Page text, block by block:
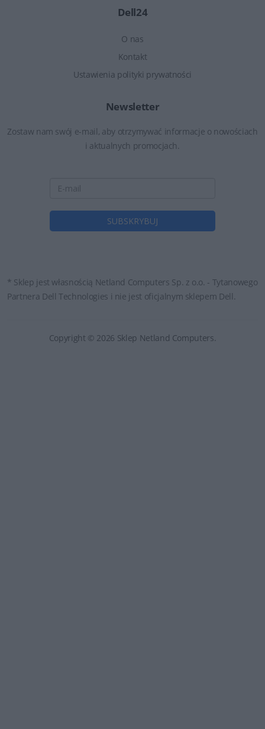
Dell24
O nas
Kontakt
Ustawienia polityki prywatności
Newsletter
Zostaw nam swój e-mail, aby otrzymywać informacje o nowościach
i aktualnych promocjach.
* Sklep jest własnością Netland Computers Sp. z o.o. - Tytanowego
Partnera Dell Technologies i nie jest oficjalnym sklepem Dell.
Copyright © 2026 Sklep Netland Computers.